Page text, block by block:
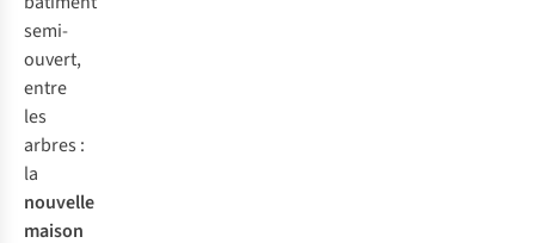
semi-
ouvert,
entre
les
arbres :
la
nouvelle
maison